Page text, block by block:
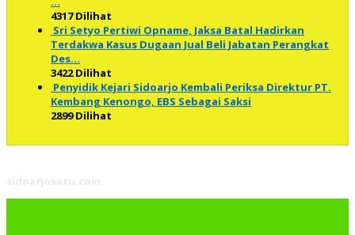
4317 Dilihat
Sri Setyo Pertiwi Opname, Jaksa Batal Hadirkan
Terdakwa Kasus Dugaan Jual Beli Jabatan Perangkat
Des…
3422 Dilihat
Penyidik Kejari Sidoarjo Kembali Periksa Direktur PT.
Kembang Kenongo, EBS Sebagai Saksi
2899 Dilihat